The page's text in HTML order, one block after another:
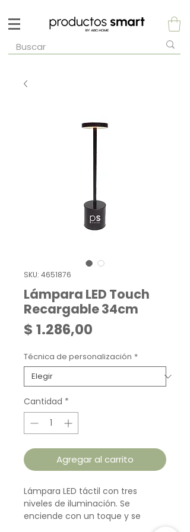
SKU: 4651876
Lámpara LED Touch
Recargable 34cm
$ 1.286,00
Técnica de personalización *
Cantidad *
Agregar al carrito
Lámpara LED táctil con tres
niveles de iluminación. Se
enciende con un toque y se